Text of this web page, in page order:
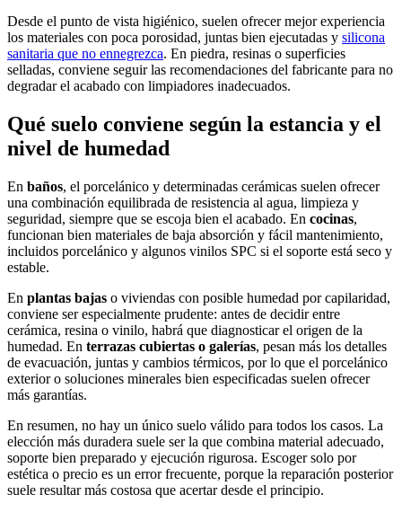
Desde el punto de vista higiénico, suelen ofrecer mejor experiencia
los materiales con poca porosidad, juntas bien ejecutadas y silicona
sanitaria que no ennegrezca. En piedra, resinas o superficies
selladas, conviene seguir las recomendaciones del fabricante para no
degradar el acabado con limpiadores inadecuados.
Qué suelo conviene según la estancia y el
nivel de humedad
En baños, el porcelánico y determinadas cerámicas suelen ofrecer
una combinación equilibrada de resistencia al agua, limpieza y
seguridad, siempre que se escoja bien el acabado. En cocinas,
funcionan bien materiales de baja absorción y fácil mantenimiento,
incluidos porcelánico y algunos vinilos SPC si el soporte está seco y
estable.
En plantas bajas o viviendas con posible humedad por capilaridad,
conviene ser especialmente prudente: antes de decidir entre
cerámica, resina o vinilo, habrá que diagnosticar el origen de la
humedad. En terrazas cubiertas o galerías, pesan más los detalles
de evacuación, juntas y cambios térmicos, por lo que el porcelánico
exterior o soluciones minerales bien especificadas suelen ofrecer
más garantías.
En resumen, no hay un único suelo válido para todos los casos. La
elección más duradera suele ser la que combina material adecuado,
soporte bien preparado y ejecución rigurosa. Escoger solo por
estética o precio es un error frecuente, porque la reparación posterior
suele resultar más costosa que acertar desde el principio.